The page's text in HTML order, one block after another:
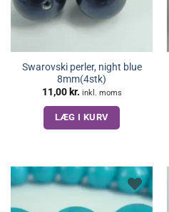
Swarovski perler, night blue
8mm(4stk)
11,00 kr. inkl. moms
LÆG I KURV